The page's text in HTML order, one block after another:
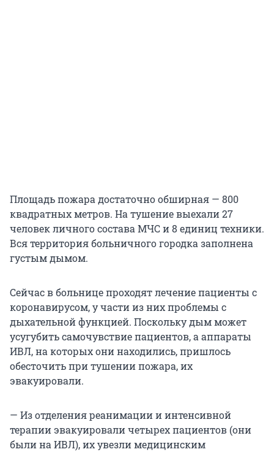
Площадь пожара достаточно обширная — 800
квадратных метров. На тушение выехали 27
человек личного состава МЧС и 8 единиц техники.
Вся территория больничного городка заполнена
густым дымом.
Сейчас в больнице проходят лечение пациенты с
коронавирусом, у части из них проблемы с
дыхательной функцией. Поскольку дым может
усугубить самочувствие пациентов, а аппараты
ИВЛ, на которых они находились, пришлось
обесточить при тушении пожара, их
эвакуировали.
— Из отделения реанимации и интенсивной
терапии эвакуировали четырех пациентов (они
были на ИВЛ), их увезли медицинским